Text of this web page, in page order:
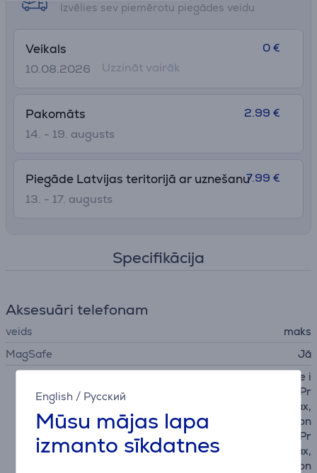
English / Русский
Mūsu mājas lapa
izmanto sīkdatnes
Izvēlies sev piemērotu piegādes veidu
Veikals
10.08.2026
0 €
Uzzināt vairāk
Pakomāts
14. - 19. augusts
2.99 €
Piegāde Latvijas teritorijā ar uznešanu
13. - 17. augusts
7.99 €
Specifikācija
Aksesuāri telefonam
veids
maks
MagSafe
Jā
Apple iPhone 12 mini, Apple i
Phone 12, Apple iPhone 12 Pr
o, Apple iPhone 12 Pro Max,
Apple iPhone 13, Apple iPhon
e 13 mini, Apple iPhone 13 Pr
o, Apple iPhone 13 Pro Max,
Apple iPhone 14, Apple iPhon